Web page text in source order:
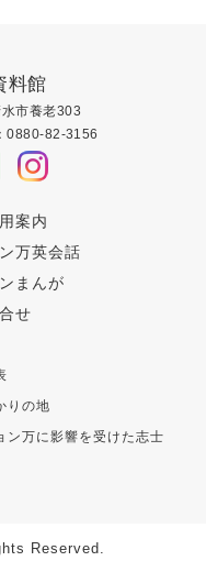
料館
市養老303
0880-82-3156
Line
案内
万英会話
まんが
せ
りの地
ン万に影響を受けた志士
Reserved.